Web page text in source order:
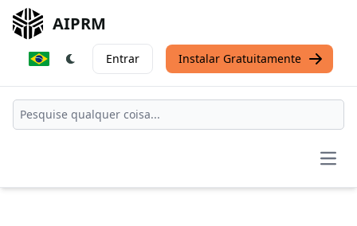
AIPRM
Entrar Instalar Gratuitamente